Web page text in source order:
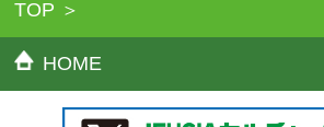
TOP
HOME